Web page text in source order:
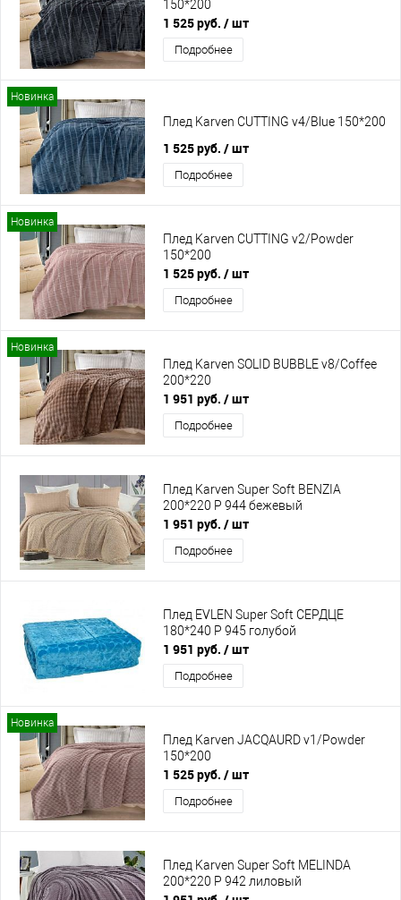
150*200
1 525 руб. / шт
Подробнее
Новинка
Плед Karven CUTTING v4/Blue 150*200
1 525 руб. / шт
Подробнее
Новинка
Плед Karven CUTTING v2/Powder
150*200
1 525 руб. / шт
Подробнее
Новинка
Плед Karven SOLID BUBBLE v8/Coffee
200*220
1 951 руб. / шт
Подробнее
Плед Karven Super Soft BENZIA
200*220 P 944 бежевый
1 951 руб. / шт
Подробнее
Плед EVLEN Super Soft СЕРДЦЕ
180*240 P 945 гoлубoй
1 951 руб. / шт
Подробнее
Новинка
Плед Karven JACQAURD v1/Powder
150*200
1 525 руб. / шт
Подробнее
Плед Karven Super Soft MELINDA
200*220 Р 942 лиловый